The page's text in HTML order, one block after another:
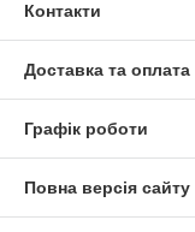
Контакти
Доставка та оплата
Графік роботи
Повна версія сайту